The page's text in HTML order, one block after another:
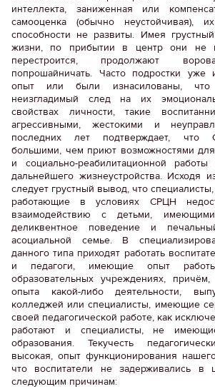
интеллекта, заниженная или
самооценка (обычно неустойчивая),
способности не развиты. Имея
жизни, по прибытии в центр они не
перестроится, продолжают
попрошайничать. Часто подростки уже
опыт или были изнасилованы, что
неизгладимый след на их
свойствах личности, такие
агрессивными, жестокими и
последних лет подтверждает, что
большими, чем приют возможностями
и социально-реабилитационной
дальнейшего жизнеустройства. Исходя
следует грустный вывод, что
работающие в условиях СРЦН
взаимодействию с детьми,
деликвентное поведение и
асоциальной семье. В
данного типа приходят работать
и педагоги, имеющие опыт
образовательных учреждениях,
опыта какой-либо деятельности,
колледжей или специалисты, имеющие
своей педагогической работе, как
работают и специалисты, не имеющие
образования. Текучесть
высокая, опыт функционирования
что воспитатели не задерживались в
следующим причинам: